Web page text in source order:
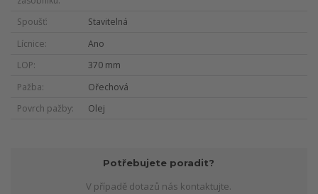
Spoušť
Stavitelná
Lícnice
Ano
LOP
370 mm
Pažba
Ořechová
Povrch pažby
Olej
Potřebujete poradit?
V případě dotazů nás kontaktujte.